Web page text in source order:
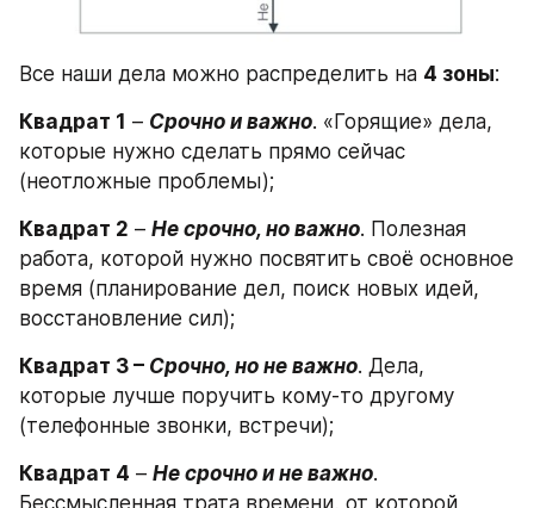
Все наши дела можно распределить на 4 зоны:
Квадрат 1 – Срочно и важно. «Горящие» дела,
которые нужно сделать прямо сейчас
(неотложные проблемы);
Квадрат 2 – Не срочно, но важно. Полезная
работа, которой нужно посвятить своё основное
время (планирование дел, поиск новых идей,
восстановление сил);
Квадрат 3 – Срочно, но не важно. Дела,
которые лучше поручить кому-то другому
(телефонные звонки, встречи);
Квадрат 4 – Не срочно и не важно.